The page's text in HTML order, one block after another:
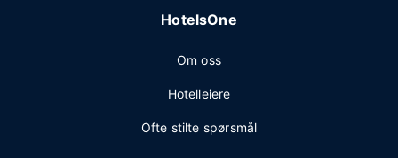
HotelsOne
Om oss
Hotelleiere
Ofte stilte spørsmål